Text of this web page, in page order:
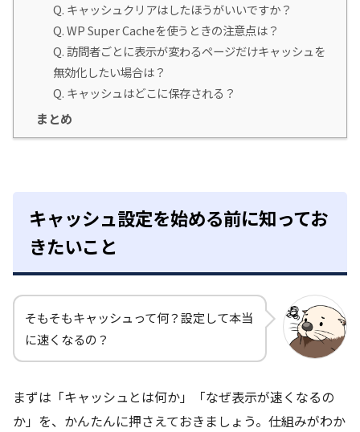
Q. キャッシュクリアはしたほうがいいですか？
Q. WP Super Cacheを使うときの注意点は？
Q. 訪問者ごとに表示が変わるページだけキャッシュを
無効化したい場合は？
Q. キャッシュはどこに保存される？
まとめ
キャッシュ設定を始める前に知ってお
きたいこと
そもそもキャッシュって何？設定して本当
に速くなるの？
まずは「キャッシュとは何か」「なぜ表示が速くなるの
か」を、かんたんに押さえておきましょう。仕組みがわか